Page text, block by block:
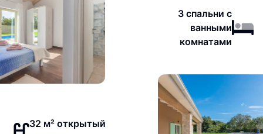
3 спальни с
ванными
комнатами
32 м² открытый